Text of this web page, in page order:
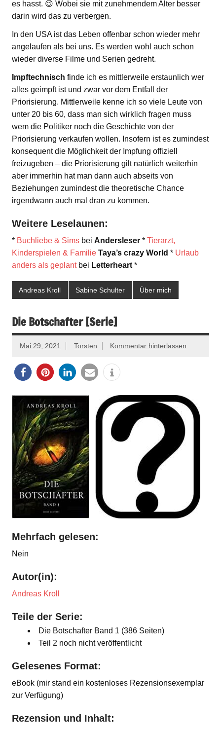
es hasst. 😉 Wobei sie mit zunehmendem Alter besser
darin wird das zu verbergen.
In den USA ist das Leben offenbar schon wieder mehr
angelaufen als bei uns. Es werden wohl auch schon
wieder diverse Filme und Serien gedreht.
Impftechnisch finde ich es mittlerweile erstaunlich wer
alles geimpft ist und zwar vor dem Entfall der
Priorisierung. Mittlerweile kenne ich so viele Leute von
unter 20 bis 60, dass man sich wirklich fragen muss
wem die Politiker noch die Geschichte von der
Priorisierung verkaufen wollen. Insofern ist es zumindest
konsequent die Möglichkeit der Impfung offiziell
freizugeben – die Priorisierung gilt natürlich weiterhin
aber immerhin hat man dann auch abseits von
Beziehungen zumindest die theoretische Chance
irgendwann auch mal dran zu kommen.
Weitere Leselaunen:
* Buchliebe & Sims bei Andersleser * Tierarzt,
Kinderspielen & Familie Taya’s crazy World * Urlaub
anders als geplantbei Letterheart *
Andreas Kroll Sabine Schulter Über mich
Die Botschafter [Serie]
Mai 29, 2021 Torsten Kommentar hinterlassen
Mehrfach gelesen:
Nein
Autor(in):
Andreas Kroll
Teile der Serie:
Die Botschafter Band 1 (386 Seiten)
Teil 2 noch nicht veröffentlicht
Gelesenes Format:
eBook (mir stand ein kostenloses Rezensionsexemplar
zur Verfügung)
Rezension und Inhalt: